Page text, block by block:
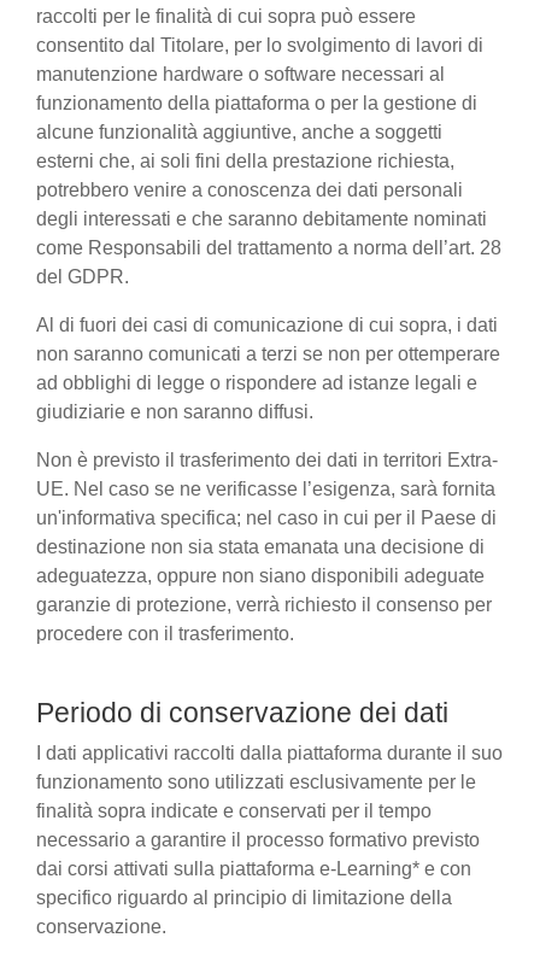
raccolti per le finalità di cui sopra può essere
consentito dal Titolare, per lo svolgimento di lavori di
manutenzione hardware o software necessari al
funzionamento della piattaforma o per la gestione di
alcune funzionalità aggiuntive, anche a soggetti
esterni che, ai soli fini della prestazione richiesta,
potrebbero venire a conoscenza dei dati personali
degli interessati e che saranno debitamente nominati
come Responsabili del trattamento a norma dell’art. 28
del GDPR.
Al di fuori dei casi di comunicazione di cui sopra, i dati
non saranno comunicati a terzi se non per ottemperare
ad obblighi di legge o rispondere ad istanze legali e
giudiziarie e non saranno diffusi.
Non è previsto il trasferimento dei dati in territori Extra-
UE. Nel caso se ne verificasse l’esigenza, sarà fornita
un'informativa specifica; nel caso in cui per il Paese di
destinazione non sia stata emanata una decisione di
adeguatezza, oppure non siano disponibili adeguate
garanzie di protezione, verrà richiesto il consenso per
procedere con il trasferimento.
Periodo di conservazione dei dati
I dati applicativi raccolti dalla piattaforma durante il suo
funzionamento sono utilizzati esclusivamente per le
finalità sopra indicate e conservati per il tempo
necessario a garantire il processo formativo previsto
dai corsi attivati sulla piattaforma e-Learning* e con
specifico riguardo al principio di limitazione della
conservazione.